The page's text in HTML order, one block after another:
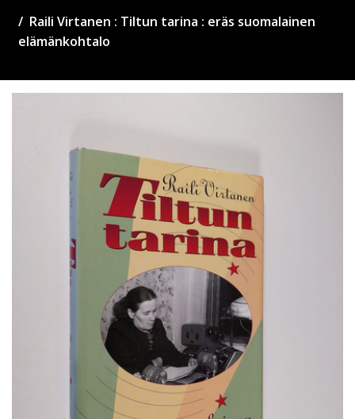
Raili Virtanen : Tiltun tarina : eräs suomalainen
elämänkohtalo